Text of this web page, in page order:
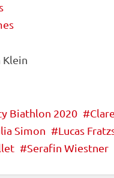
Klein
Biathlon 2020
Simon Lucas
Serafin Wiestner